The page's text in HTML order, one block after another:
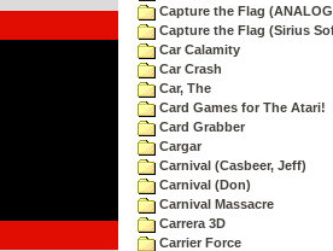
Capture the Flag
Capture the Flag (Sirius
Car Calamity
Car Crash
Car, The
Card Games for The Atari!
Card Grabber
Cargar
Carnival (Casbeer, Jeff)
Carnival (Don)
Carnival Massacre
Carrera 3D
Carrier Force